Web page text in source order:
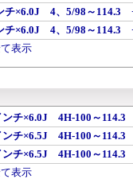
チ×6.0J 4、5/98～
チ×6.0J 4、5/98～
表示
ンチ×6.0J 4H-100～
ンチ×6.5J 4H-100～
ンチ×6.5J 4H-100～
表示